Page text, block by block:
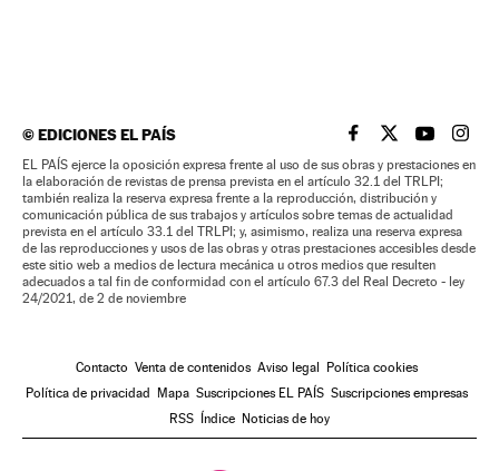
©EDICIONES EL PAÍS EL PAÍS BRASIL EN
EL PAÍSEL PAÍS
EL
EL PAÍS ejerce la oposición expresa frente al uso de sus obras y prestaciones en
la elaboración de revistas de prensa prevista en el artículo 32.1 del TRLPI;
también realiza la reserva expresa frente a la reproducción, distribución y
comunicación pública de sus trabajos y artículos sobre temas de actualidad
prevista en el artículo 33.1 del TRLPI; y, asimismo, realiza una reserva expresa
de las reproducciones y usos de las obras y otras prestaciones accesibles desde
este sitio web a medios de lectura mecánica u otros medios que resulten
adecuados a tal fin de conformidad con el artículo 67.3 del Real Decreto - ley
24/2021, de 2 de noviembre
Contacto Venta de contenidos Aviso legal Política cookies
Política de privacidad Mapa Suscripciones EL PAÍS Suscripciones empresas
RSS Índice Noticias de hoy